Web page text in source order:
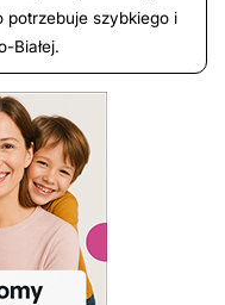
potrzebuje szybkiego i
Białej.